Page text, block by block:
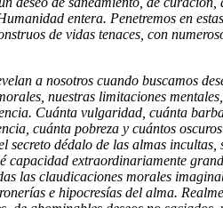
entera. Penetremos en
de vidas tenaces, con
a nosotros cuando buscamos
nuestras limitaciones
Cuánta vulgaridad, cuánta
cuánta pobreza y cuántos
secreto dédalo de las almas
capacidad extraordinariamente
las claudicaciones morales
e hipocresías del alma.